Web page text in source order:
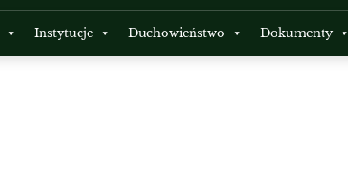
Instytucje Duchowieństwo Dokumenty